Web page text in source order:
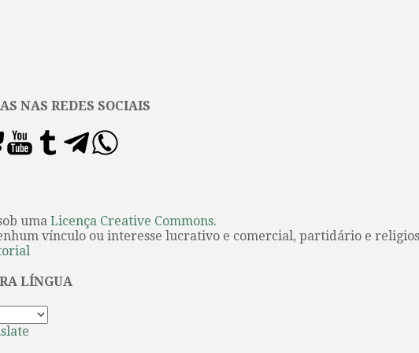
NAS REDES SOCIAIS
uma Licença Creative Commons.
vínculo ou interesse lucrativo e comercial, partidário e
LÍNGUA